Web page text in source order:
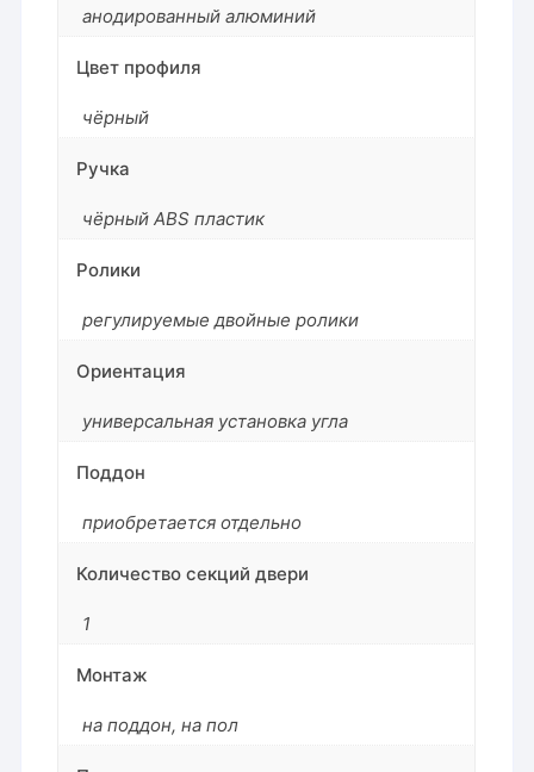
анодированный алюминий
Цвет профиля
чёрный
Ручка
чёрный ABS пластик
Ролики
регулируемые двойные ролики
Ориентация
универсальная установка угла
Поддон
приобретается отдельно
Количество секций двери
1
Монтаж
на поддон,на пол